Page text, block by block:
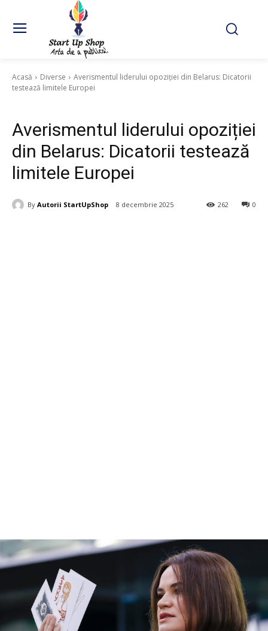
Acasă Diverse
Averismentul liderului opoziției din Belarus: Dicatorii
testează limitele Europei
Averismentul liderului opoziției
din Belarus: Dicatorii testează
limitele Europei
By Autorii StartUpShop 8 decembrie 2025 0
262